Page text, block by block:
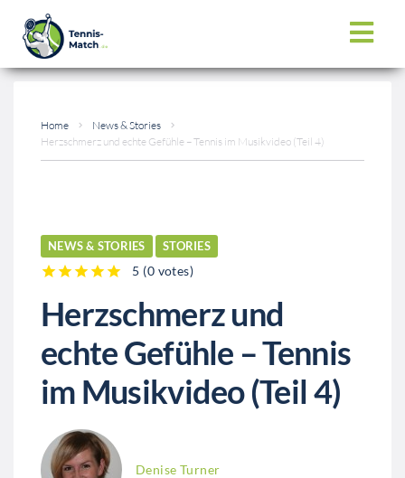
Home
News & Stories
Herzschmerz und echte Gefühle – Tennis im Musikvideo (Teil 4)
NEWS & STORIES STORIES
5 (0 votes)
Herzschmerz und
echte Gefühle – Tennis
im Musikvideo (Teil 4)
Denise Turner